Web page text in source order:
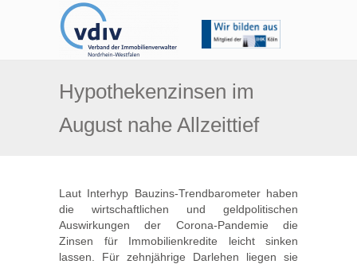
Hypothekenzinsen im
August nahe Allzeittief
Laut Interhyp Bauzins-Trendbarometer haben
die wirtschaftlichen und geldpolitischen
Auswirkungen der Corona-Pandemie die
Zinsen für Immobilienkredite leicht sinken
lassen. Für zehnjährige Darlehen liegen sie